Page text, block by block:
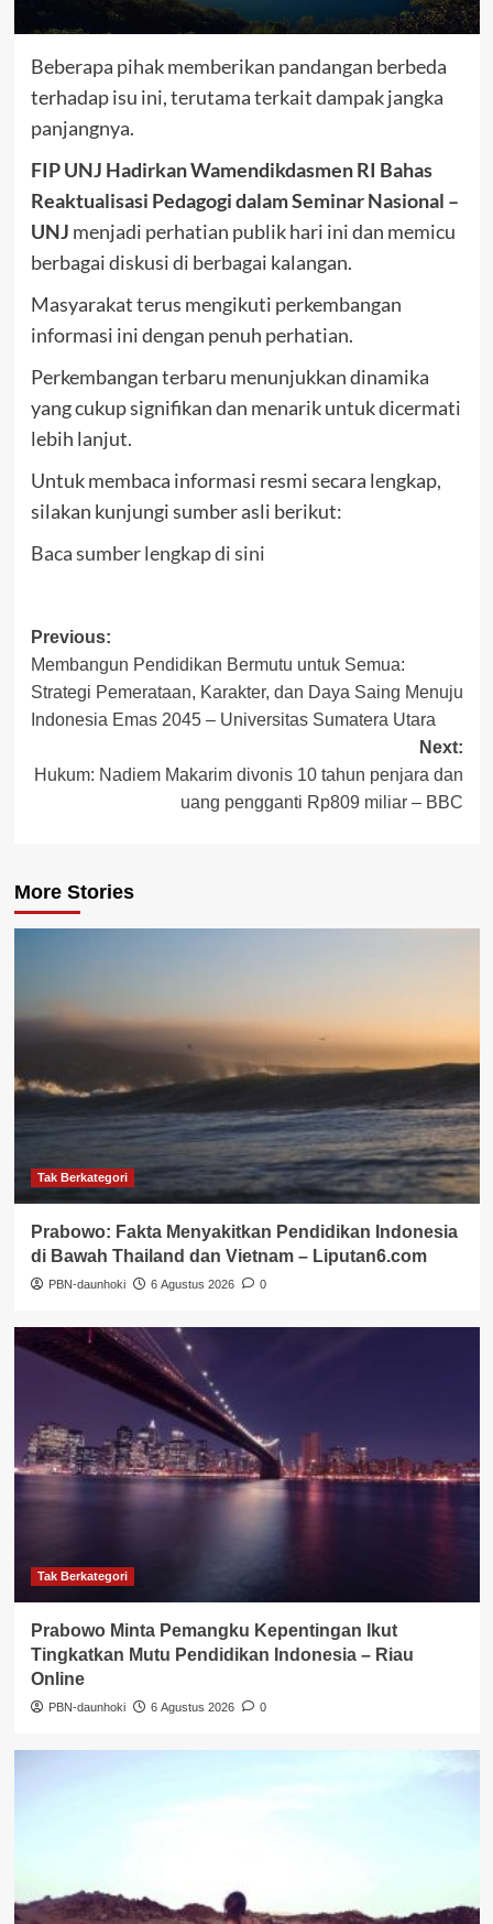
Beberapa pihak memberikan pandangan berbeda
terhadap isu ini, terutama terkait dampak jangka
panjangnya.
FIP UNJ Hadirkan Wamendikdasmen RI Bahas
Reaktualisasi Pedagogi dalam Seminar Nasional –
UNJ menjadi perhatian publik hari ini dan memicu
berbagai diskusi di berbagai kalangan.
Masyarakat terus mengikuti perkembangan
informasi ini dengan penuh perhatian.
Perkembangan terbaru menunjukkan dinamika
yang cukup signifikan dan menarik untuk dicermati
lebih lanjut.
Untuk membaca informasi resmi secara lengkap,
silakan kunjungi sumber asli berikut:
Baca sumber lengkap di sini
Post
navigation
Previous:
Membangun Pendidikan Bermutu untuk Semua:
Strategi Pemerataan, Karakter, dan Daya Saing Menuju
Indonesia Emas 2045 – Universitas Sumatera Utara
Next:
Hukum: Nadiem Makarim divonis 10 tahun penjara dan
uang pengganti Rp809 miliar – BBC
More Stories
Tak Berkategori
Prabowo: Fakta Menyakitkan Pendidikan Indonesia
di Bawah Thailand dan Vietnam – Liputan6.com
PBN-daunhoki 6 Agustus 2026 0
Tak Berkategori
Prabowo Minta Pemangku Kepentingan Ikut
Tingkatkan Mutu Pendidikan Indonesia – Riau
Online
PBN-daunhoki 6 Agustus 2026 0